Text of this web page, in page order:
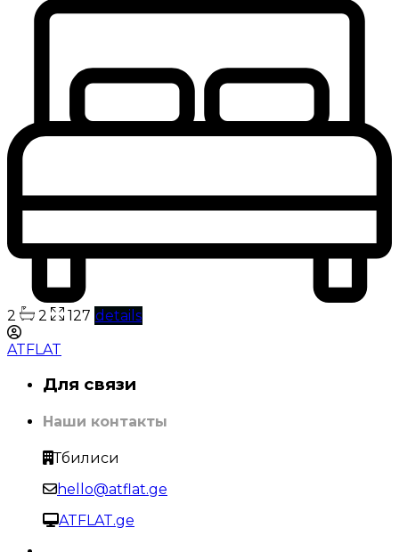
2 2 127 details
ATFLAT
Для связи
Наши контакты
Тбилиси
hello@atflat.ge
ATFLAT.ge